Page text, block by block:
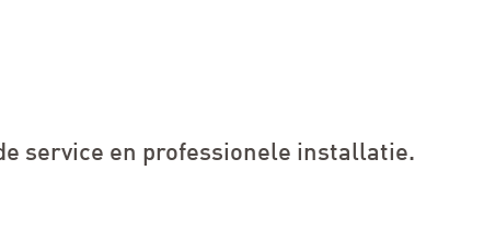
service en professionele installatie.